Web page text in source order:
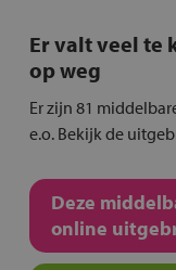
Er valt veel te
op weg
Er zijn 81
e.o. Bekijk de
Deze
online